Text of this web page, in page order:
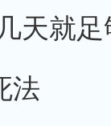
天就足
法